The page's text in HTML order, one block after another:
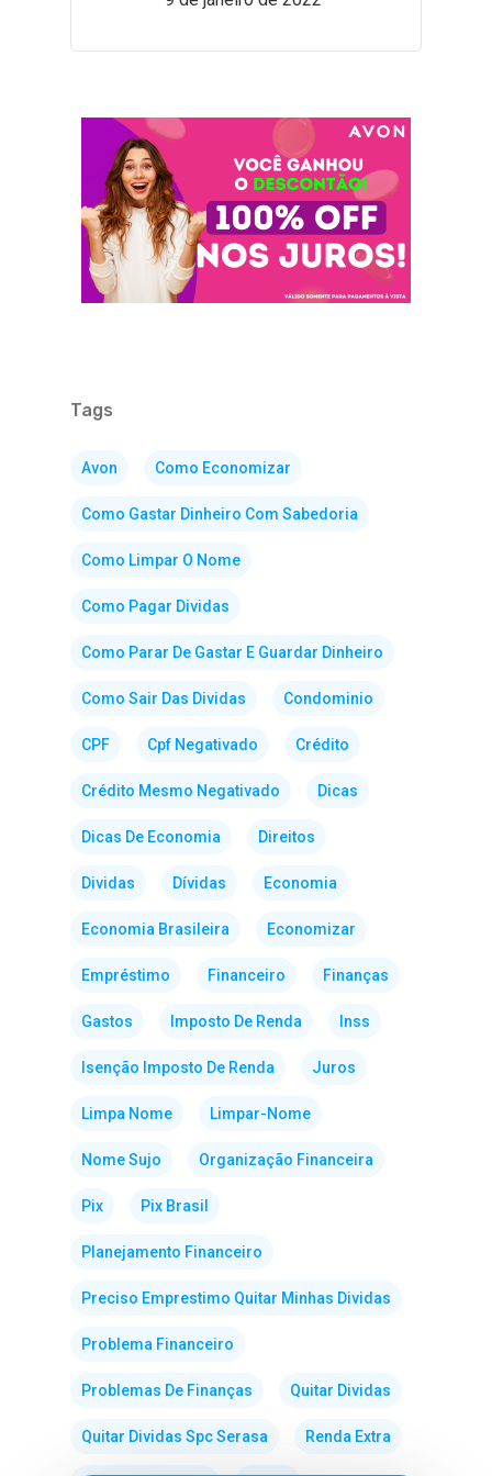
Tags
Avon Como Economizar
Como Gastar Dinheiro Com Sabedoria
Como Limpar O Nome
Como Pagar Dividas
Como Parar De Gastar E Guardar Dinheiro
Como Sair Das Dividas Condominio
CPF Cpf Negativado Crédito
Crédito Mesmo Negativado Dicas
Dicas De Economia Direitos
Dividas Dívidas Economia
Economia Brasileira Economizar
Empréstimo Financeiro Finanças
Gastos Imposto De Renda Inss
Isenção Imposto De Renda Juros
Limpa Nome Limpar-Nome
Nome Sujo Organização Financeira
Pix Pix Brasil
Planejamento Financeiro
Preciso Emprestimo Quitar Minhas Dividas
Problema Financeiro
Problemas De Finanças Quitar Dividas
Quitar Dividas Spc Serasa Renda Extra